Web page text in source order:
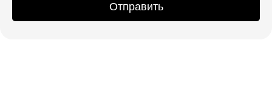
Отправить